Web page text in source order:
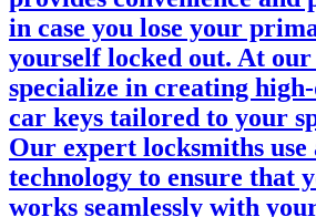
in case you lose your
yourself locked out. At our
specialize in creating
car keys tailored to your
Our expert locksmiths use
technology to ensure that
works seamlessly with